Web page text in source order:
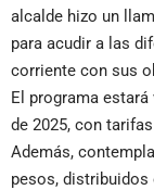
alcalde hizo un
para acudir a las
corriente con sus
El programa
de 2025, con
Además,
pesos,